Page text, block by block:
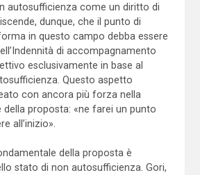
autosufficienza come un diritto di
dunque, che il punto di
in questo campo debba essere
di accompagnamento
esclusivamente in base al
Questo aspetto
con ancora più forza nella
della proposta: «ne farei un punto
all’inizio».
della proposta è
stato di non autosufficienza. Gori,